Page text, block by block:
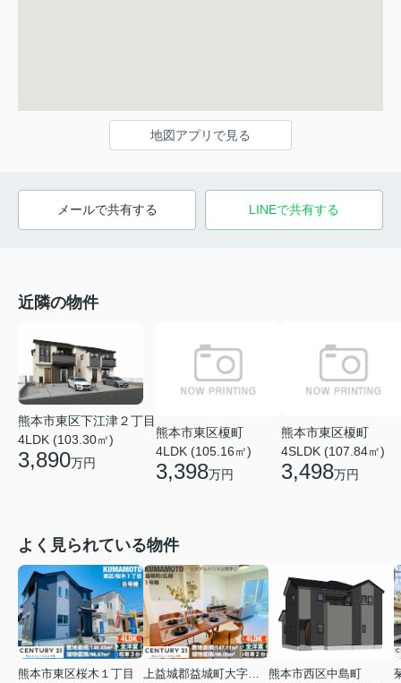
地図アプリで見る
メールで共有する LINEで共有する
近隣の物件
熊本市東区下江津２丁目
4LDK (103.30㎡)
3,890万円
熊本市東区榎町
4LDK (105.16㎡)
3,398万円
熊本市東区榎町
4SLDK (107.84㎡)
3,498万円
よく見られている物件
熊本市東区桜木１丁目
上益城郡益城町大字広崎
熊本市西区中島町